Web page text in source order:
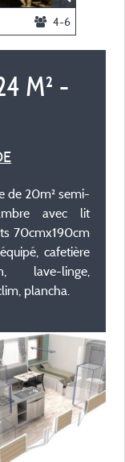
4-6
M² -
de 20m² semi-
avec lit
70cmx190cm
cafetière
lave-linge,
plancha.